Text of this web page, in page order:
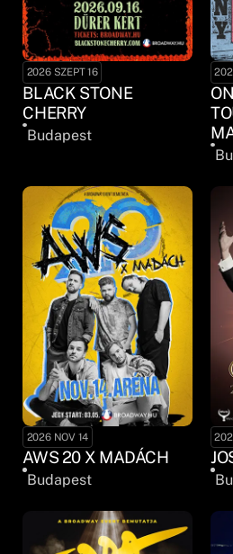
2026 SZEPT 16
BLACK STONE
CHERRY
Budapest
2026 NOV 14
AWS 20 X MADÁCH
Budapest